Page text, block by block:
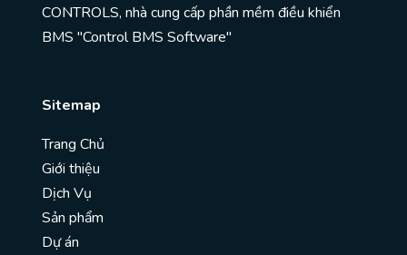
CONTROLS, nhà cung cấp phần mềm điều khiển
BMS "Control BMS Software"
Sitemap
Trang Chủ
Giới thiệu
Dịch Vụ
Sản phẩm
Dự án